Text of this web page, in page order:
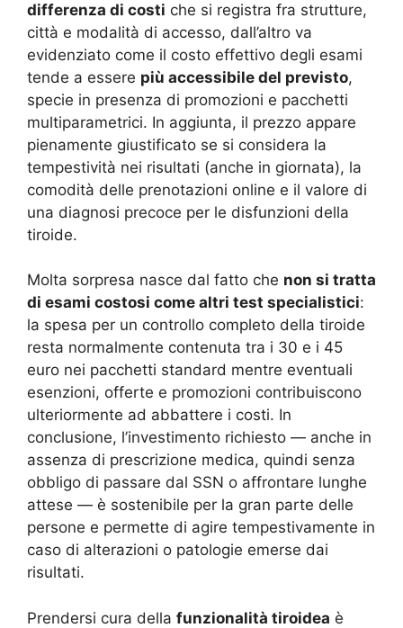
differenza di costi che si registra fra strutture,
città e modalità di accesso, dall’altro va
evidenziato come il costo effettivo degli esami
tende a essere più accessibile del previsto,
specie in presenza di promozioni e pacchetti
multiparametrici. In aggiunta, il prezzo appare
pienamente giustificato se si considera la
tempestività nei risultati (anche in giornata), la
comodità delle prenotazioni online e il valore di
una diagnosi precoce per le disfunzioni della
tiroide.
Molta sorpresa nasce dal fatto che non si tratta
di esami costosi come altri test specialistici:
la spesa per un controllo completo della tiroide
resta normalmente contenuta tra i 30 e i 45
euro nei pacchetti standard mentre eventuali
esenzioni, offerte e promozioni contribuiscono
ulteriormente ad abbattere i costi. In
conclusione, l’investimento richiesto — anche in
assenza di prescrizione medica, quindi senza
obbligo di passare dal SSN o affrontare lunghe
attese — è sostenibile per la gran parte delle
persone e permette di agire tempestivamente in
caso di alterazioni o patologie emerse dai
risultati.
Prendersi cura della funzionalità tiroidea è